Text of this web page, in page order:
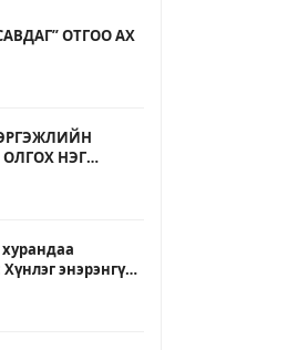
ОТГОО АХ
НЭГ
17-20
энэрэнгүй,